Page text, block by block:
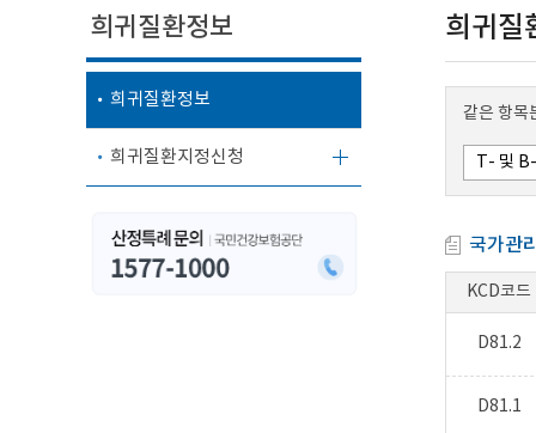
희귀질환정보
희귀질환정보
희귀질환지정신청
희귀질
같은 항목
국가관
KCD코드
D81.2
D81.1